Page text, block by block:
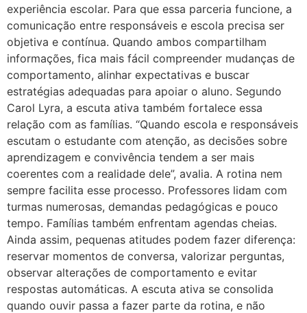
experiência escolar. Para que essa parceria funcione, a
comunicação entre responsáveis e escola precisa ser
objetiva e contínua. Quando ambos compartilham
informações, fica mais fácil compreender mudanças de
comportamento, alinhar expectativas e buscar
estratégias adequadas para apoiar o aluno. Segundo
Carol Lyra, a escuta ativa também fortalece essa
relação com as famílias. “Quando escola e responsáveis
escutam o estudante com atenção, as decisões sobre
aprendizagem e convivência tendem a ser mais
coerentes com a realidade dele”, avalia. A rotina nem
sempre facilita esse processo. Professores lidam com
turmas numerosas, demandas pedagógicas e pouco
tempo. Famílias também enfrentam agendas cheias.
Ainda assim, pequenas atitudes podem fazer diferença:
reservar momentos de conversa, valorizar perguntas,
observar alterações de comportamento e evitar
respostas automáticas. A escuta ativa se consolida
quando ouvir passa a fazer parte da rotina, e não